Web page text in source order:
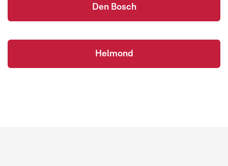
Den Bosch
Helmond